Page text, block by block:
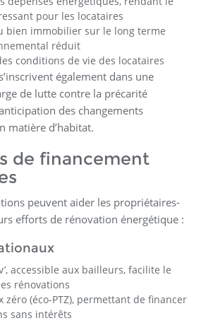
pour les locataires
bien immobilier sur le long terme
réduit
conditions de vie des locataires
également dans une
de lutte contre la précarité
des changements
matière d’habitat.
de financement
peuvent aider les propriétaires-
efforts de rénovation énergétique :
accessible aux bailleurs, facilite le
rénovations
zéro (éco-PTZ), permettant de financer
sans intérêts